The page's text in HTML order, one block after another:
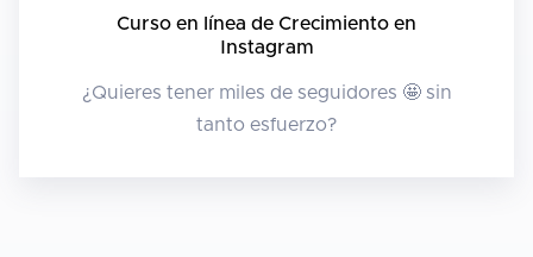
Curso en línea de Crecimiento en
Instagram
¿Quieres tener miles de seguidores 🤩 sin
tanto esfuerzo?